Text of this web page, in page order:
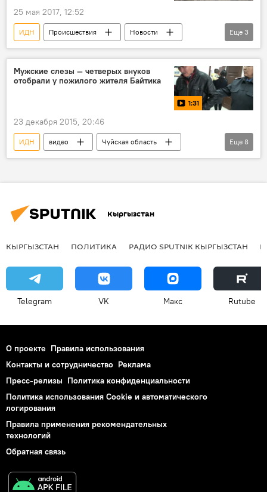
25 мая 2017, 12:52
ИДН Происшествия
Новости
Кыргызстан
Бишкек школа
Еще 3
Мужские слезы — четверых внуков
отобрали у пожилого жителя Байтика
1:31
23 декабря 2015, 20:46
ИДН видео
Чуйская область
село Байтик
Жакып Алишеров
мать
Еще 8
Кыргызстан
КЫРГЫЗСТАН ПОЛИТИКА РАДИО SPUTNIK КЫРГЫЗСТАН
Telegram VK Макс Rutube
О проекте Правила использования
Контакты и сотрудничество Реклама
Пресс-релизы Политика конфиденциальности
Политика использования Cookie и автоматического
логирования
Правила применения рекомендательных
технологий
Обратная связь